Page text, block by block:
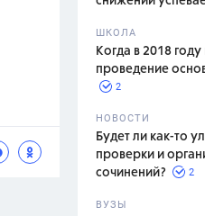
ШКОЛА
Когда в 2018
проведение
2
НОВОСТИ
Будет ли как-то
проверки и
сочинений?
2
ВУЗЫ